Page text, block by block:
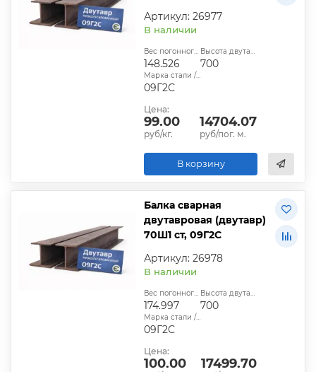
Артикул: 26977
В наличии
Вес погонного метра, кг:
148.526
Высота двутавра:
700
Марка стали / сплава:
09Г2С
Цена:
99.00
руб/кг.
14704.07
руб/пог. м.
В корзину
Балка сварная
двутавровая (двутавр)
70Ш1 ст, 09Г2С
Артикул: 26978
В наличии
Вес погонного метра, кг:
174.997
Высота двутавра:
700
Марка стали / сплава:
09Г2С
Цена:
100.00 17499.70